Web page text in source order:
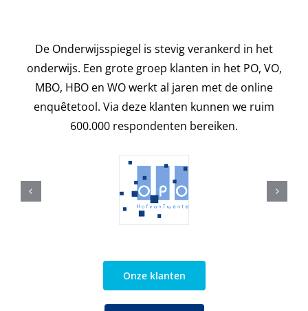
De Onderwijsspiegel is stevig verankerd in het
onderwijs. Een grote groep klanten in het PO, VO,
MBO, HBO en WO werkt al jaren met de online
enquêtetool. Via deze klanten kunnen we ruim
600.000 respondenten bereiken.
Onze klanten